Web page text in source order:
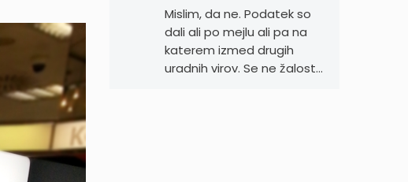
Mislim, da ne. Podatek so
dali ali po mejlu ali pa na
katerem izmed drugih
uradnih virov. Se ne žalost…